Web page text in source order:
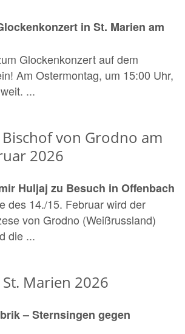
in St. Marien am
Glockenkonzert auf dem
Am Ostermontag, um 15:00 Uhr,
...
Bischof von Grodno am
2026
Huljaj zu Besuch in Offenbach
des 14./15. Februar wird der
von Grodno (Weißrussland)
die ...
Marien 2026
– Sternsingen gegen